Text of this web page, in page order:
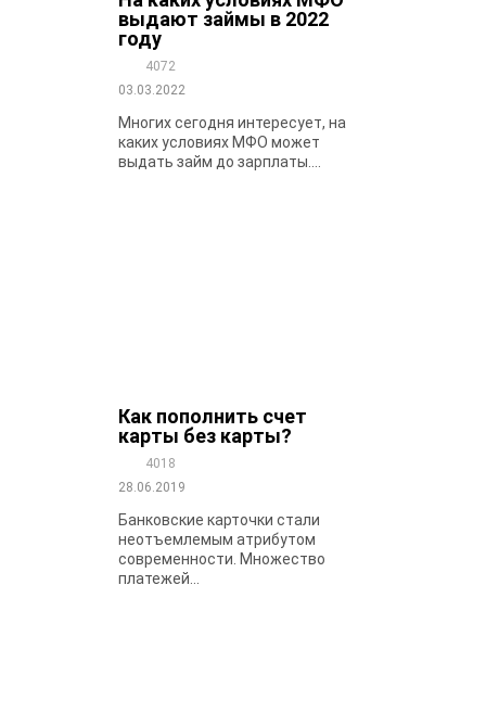
выдают займы в 2022
году
4072
03.03.2022
Многих сегодня интересует, на
каких условиях МФО может
выдать займ до зарплаты....
Как пополнить счет
карты без карты?
4018
28.06.2019
Банковские карточки стали
неотъемлемым атрибутом
современности. Множество
платежей...